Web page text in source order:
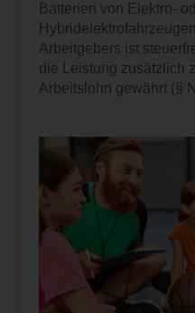
Batterien von Elektro-
Arbeitgebers ist
die Leistung zusätzlich
Arbeitslohn gewährt (§